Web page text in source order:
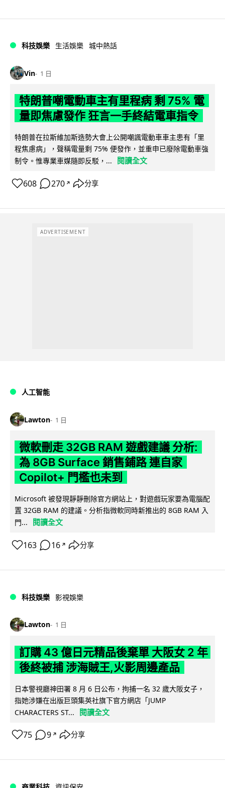
科技娛樂 生活娛樂 城中熱話
Vin 1 日
特朗普嘲電動車主有里程病 剩 75% 電
量即焦慮發作 狂言一手終結電車指令
特朗普在拉斯維加斯造勢大會上公開嘲諷電動車車主患有「里
程焦慮病」，聲稱電量剩 75% 便發作，並重申已廢除電動車強
制令。惟專業車媒隨即反駁，...
閱讀全文
608 270 ↗ 分享
ADVERTISEMENT
人工智能
Lawton 1 日
微軟刪走 32GB RAM 遊戲建議 分析:
為 8GB Surface 銷售鋪路 連自家
Copilot+ 門檻也未到
Microsoft 被發現靜靜刪除官方網站上，對遊戲玩家要為電腦配
置 32GB RAM 的建議。分析指微軟同時新推出的 8GB RAM 入
門...
閱讀全文
163 16 ↗ 分享
科技娛樂 影視娛樂
Lawton 1 日
訂購 43 億日元精品後棄單 大阪女 2 年
後終被捕 涉海賊王,火影周邊產品
日本警視廳神田署 8 月 6 日公布，拘捕一名 32 歲大阪女子，
指她涉嫌在出版巨頭集英社旗下官方網店「JUMP
CHARACTERS ST...
閱讀全文
75 9 ↗ 分享